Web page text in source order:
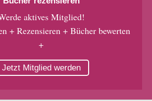
aktives Mitglied!
+ Rezensieren + Bücher bewerten
+
Jetzt Mitglied werden